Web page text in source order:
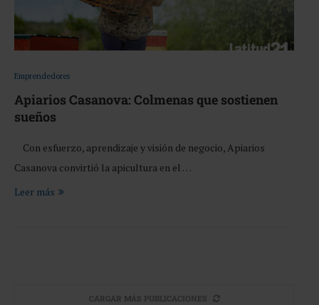
Emprendedores
Apiarios Casanova: Colmenas que sostienen
sueños
Con esfuerzo, aprendizaje y visión de negocio, Apiarios
Casanova convirtió la apicultura en el …
Leer más
CARGAR MÁS PUBLICACIONES